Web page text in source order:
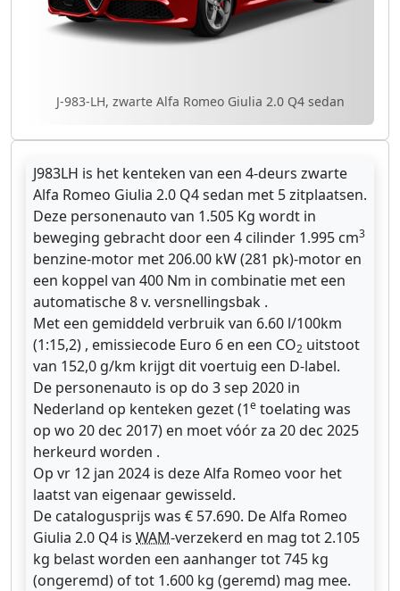
J-983-LH, zwarte Alfa Romeo Giulia 2.0 Q4 sedan
J983LH is het kenteken van een 4-deurs zwarte
Alfa Romeo Giulia 2.0 Q4 sedan met 5 zitplaatsen.
Deze personenauto van 1.505 Kg wordt in
beweging gebracht door een 4 cilinder 1.995 cm3
benzine-motor met 206.00 kW (281 pk)-motor en
een koppel van 400 Nm in combinatie met een
automatische 8 v. versnellingsbak .
Met een gemiddeld verbruik van 6.60 l/100km
(1:15,2) , emissiecode Euro 6 en een CO2 uitstoot
van 152,0 g/km krijgt dit voertuig een D-label.
De personenauto is op do 3 sep 2020 in
Nederland op kenteken gezet (1e toelating was
op wo 20 dec 2017) en moet vóór za 20 dec 2025
herkeurd worden .
Op vr 12 jan 2024 is deze Alfa Romeo voor het
laatst van eigenaar gewisseld.
De catalogusprijs was € 57.690. De Alfa Romeo
Giulia 2.0 Q4 is WAM-verzekerd en mag tot 2.105
kg belast worden een aanhanger tot 745 kg
(ongeremd) of tot 1.600 kg (geremd) mag mee.